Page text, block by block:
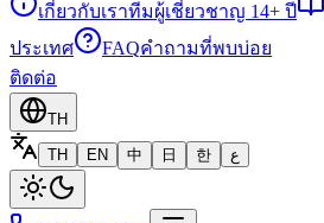
เกี่ยวกับเราทีมผู้เชี่ยวชาญ 14+ ปี
ประเทศ
FAQคำถามที่พบบ่อย
ติดต่อ
TH
TH
EN 中 日 한 ع